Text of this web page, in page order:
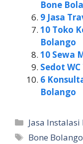
Bone
9 Jasa
10 Toko
Bolango
10 Sewa
Sedot
6
Bolango
Kategori
Jasa
Tag
Bone Bolango